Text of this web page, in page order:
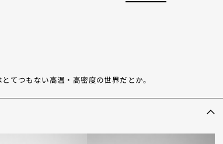
てつもない高温・高密度の世界だとか。